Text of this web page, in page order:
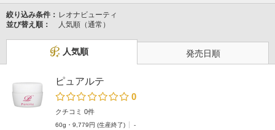
絞り込み条件： レオナビューティ
並び替え順：
人気順（通常）
人気順 発売日順
ピュアルテ
0
クチコミ 0件
60g・9,779円 (生産終了)
-